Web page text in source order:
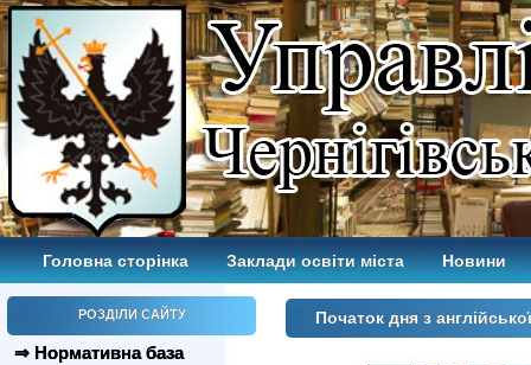
Головна сторінка Заклади освіти міста Новини
РОЗДІЛИ САЙТУ
⇒ Нормативна база
Початок дня з